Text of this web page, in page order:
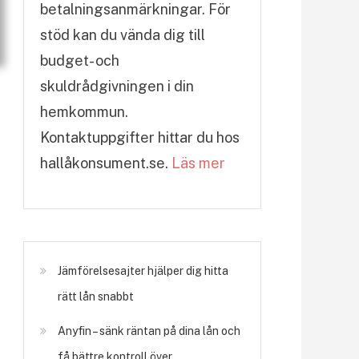
betalningsanmärkningar. För
stöd kan du vända dig till
budget- och
skuldrådgivningen i din
hemkommun.
Kontaktuppgifter hittar du hos
hallåkonsument.se. Läs mer
Jämförelsesajter hjälper dig hitta
rätt lån snabbt
Anyfin – sänk räntan på dina lån och
få bättre kontroll över